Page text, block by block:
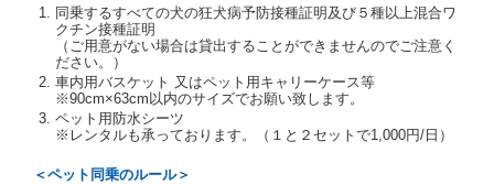
当社は、貸渡契約の締結にあたり、借受人及び運転者
に対し、運転免許証のほかに本人確認ができる書類の
提示を求め、及び提出された書類の写しをとることが
あります。
当社は、貸渡契約の締結にあたり、借受期間中に借受
人及び運転者と連絡するための携帯電話番号等の告知
を求めます。
レジットカード若しくは現金による支払いを求め、又
同乗するすべての犬の狂犬病予防接種証明及び５種以上混合ワ
クチン接種証明
（ご用意がない場合は貸出することができませんのでご注意く
ださい。）
車内用バスケット 又はペット用キャリーケース等
※90cm×63cm以内のサイズでお願い致します。
ペット用防水シーツ
※レンタルも承っております。（１と２セットで1,000円/日）
＜ペット同乗のルール＞